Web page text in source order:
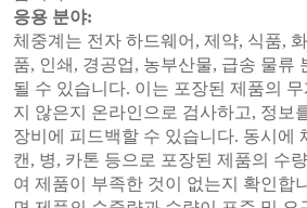
응용 분야:
체중계는 전자 하드웨어, 제약, 식품,
품, 인쇄, 경공업, 농부산물, 급송 물류
될 수 있습니다. 이는 포장된 제품의
지 않은지 온라인으로 검사하고, 정보
장비에 피드백할 수 있습니다. 동시에
캔, 병, 카톤 등으로 포장된 제품의 수
여 제품이 부족한 것이 없는지 확인합